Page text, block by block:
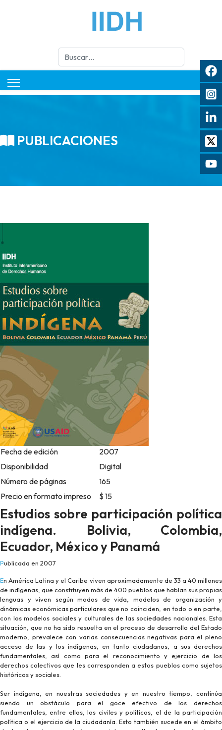
Buscar
PUBLICACIONES
Fecha de edición
2007
Disponibilidad
Digital
Número de páginas
165
Precio en formato impreso
$ 15
Estudios sobre participación política
indígena. Bolivia, Colombia,
Ecuador, México y Panamá
Publicada en 2007
En América Latina y el Caribe viven aproximadamente de 33 a 40 millones
de indígenas, que constituyen más de 400 pueblos que hablan sus propias
lenguas y viven según modos de vida, modelos de organización y
dinámicas económicas particulares que no coinciden, en todo o en parte,
con los modelos sociales y culturales de las sociedades nacionales. Esta
situación, que no ha sido resuelta en el proceso de desarrollo del Estado
moderno, prevalece con varias consecuencias negativas para el pleno
acceso de las y los indígenas, en tanto ciudadanos, a sus derechos
fundamentales, así como para el reconocimiento y ejercicio de los
derechos colectivos que les corresponden a estos pueblos como sujetos
históricos y sociales.
Ser indígena, en nuestras sociedades y en nuestro tiempo, continúa
siendo un obstáculo para el goce efectivo de los derechos
fundamentales, entre ellos, los civiles y políticos, el de la participación
política o el ejercicio de la ciudadanía. Esto también sucede en el ámbito